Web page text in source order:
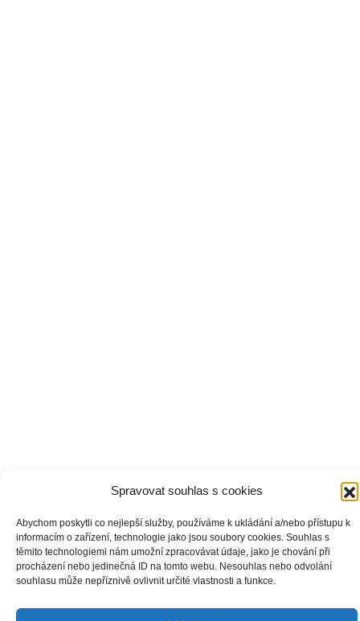
Spravovat souhlas s cookies
Abychom poskytli co nejlepší služby, používáme k ukládání a/nebo přístupu k
informacím o zařízení, technologie jako jsou soubory cookies. Souhlas s
těmito technologiemi nám umožní zpracovávat údaje, jako je chování při
procházení nebo jedinečná ID na tomto webu. Nesouhlas nebo odvolání
souhlasu může nepříznivě ovlivnit určité vlastnosti a funkce.